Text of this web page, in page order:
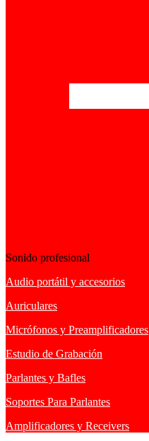
Sonido profesional
Audio portátil y accesorios
Auriculares
Micrófonos y Preamplificadores
Estudio de Grabación
Parlantes y Bafles
Soportes Para Parlantes
Amplificadores y Receivers